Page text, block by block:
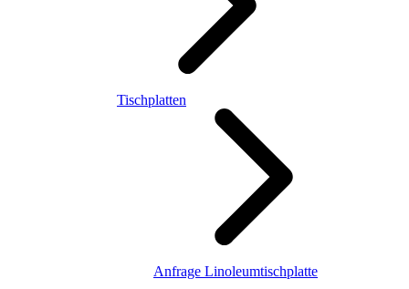
Tischplatten
Anfrage Linoleumtischplatte